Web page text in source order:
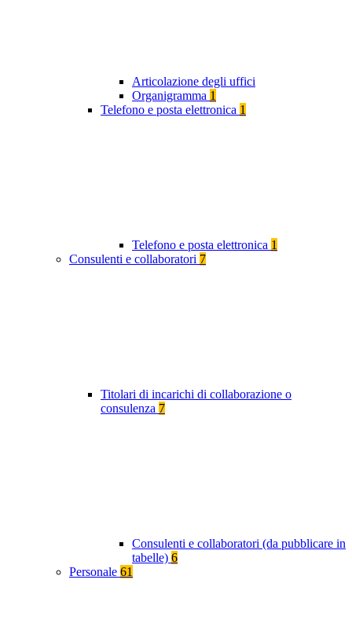
Articolazione degli uffici
Organigramma 1
Telefono e posta elettronica 1
Telefono e posta elettronica 1
Consulenti e collaboratori 7
Titolari di incarichi di collaborazione o
consulenza 7
Consulenti e collaboratori (da pubblicare in
tabelle) 6
Personale 61